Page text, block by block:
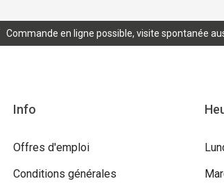
Commande en ligne possible, visite spontanée
Info
Offres d'emploi
Conditions générales